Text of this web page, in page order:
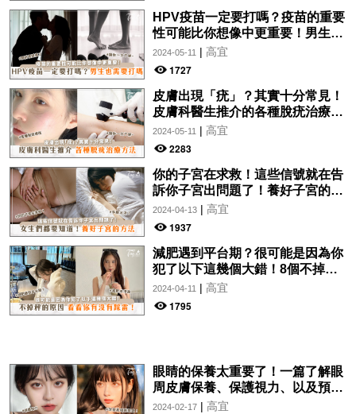
HPV疫苗一定要打嗎？疫苗的重要
性可能比你想像中更重要！男生也
需要打嗎？
2024-05-11 | 高宜
1727
皮膚出現「疣」？其實十分常見！
皮膚科醫生推介的各種脫疣治療方
法分析！讓你一文了解~
2024-05-11 | 高宜
2283
你的子宮在求救！這些信號就在告
訴你子宮出問題了！養好子宮的方
法，女生們都要知道！
2024-04-13| 高宜
1937
減肥遇到平台期？很可能是因為你
犯了以下這幾個大錯！8個不掉秤
的原因，看看你有沒有踩雷！
2024-04-11 | 高宜
1795
眼睛的保養太重要了！一篇了解眼
周皮膚保養、保護視力、以及預防
眼紋的方法~
2024-02-17| 高宜